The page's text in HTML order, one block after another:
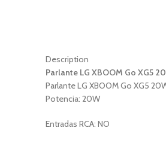
Description
Parlante LG XBOOM Go XG5
Parlante LG XBOOM Go XG5
Potencia: 20W
Entradas RCA: NO